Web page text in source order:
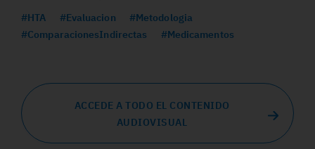
#HTA #Evaluacion
#Metodologia
#ComparacionesIndirectas
#Medicamentos
ACCEDE A TODO EL CONTENIDO
AUDIOVISUAL